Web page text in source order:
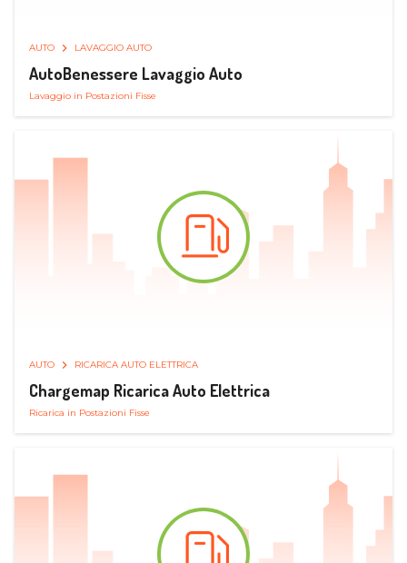
AUTO LAVAGGIO AUTO
AutoBenessere Lavaggio Auto
Lavaggio in Postazioni Fisse
AUTO RICARICA AUTO ELETTRICA
Chargemap Ricarica Auto Elettrica
Ricarica in Postazioni Fisse